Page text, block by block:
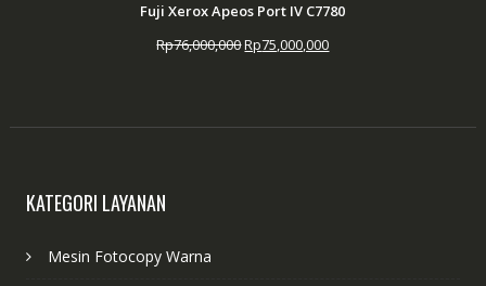
Fuji Xerox Apeos Port IV C7780
Rp76,000,000Harga
Rp75,000,000Harga
KATEGORI LAYANAN
Mesin Fotocopy Warna